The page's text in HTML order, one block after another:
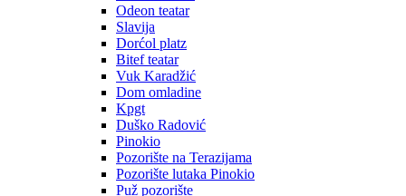
Odeon teatar
Slavija
Dorćol platz
Bitef teatar
Vuk Karadžić
Dom omladine
Kpgt
Duško Radović
Pinokio
Pozorište na Terazijama
Pozorište lutaka Pinokio
Puž pozorište